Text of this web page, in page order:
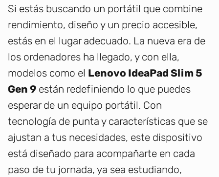
Si estás buscando un portátil que combine
rendimiento, diseño y un precio accesible,
estás en el lugar adecuado. La nueva era de
los ordenadores ha llegado, y con ella,
modelos como el Lenovo IdeaPad Slim 5
Gen 9 están redefiniendo lo que puedes
esperar de un equipo portátil. Con
tecnología de punta y características que se
ajustan a tus necesidades, este dispositivo
está diseñado para acompañarte en cada
paso de tu jornada, ya sea estudiando,